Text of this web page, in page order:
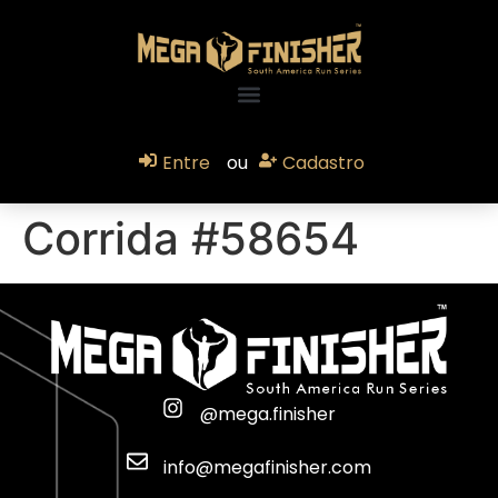
Entre ou Cadastro
Corrida #58654
@mega.finisher
info@megafinisher.com